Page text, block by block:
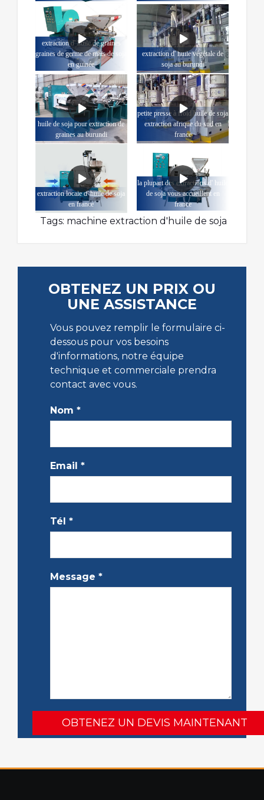
extraction d' huile de graines
graines de germe de maïs de soja
en guinée
extraction d' huile végétale de
soja au burundi
huile de soja pour extraction de
graines au burundi
petite presse à froid huile de soja
extraction afrique du sud en
france
extraction locale d' huile de soja
en france
la plupart des extractions d' huile
de soja vous accueillent en
france
Tags: machine extraction d'huile de soja
OBTENEZ UN PRIX OU
UNE ASSISTANCE
Vous pouvez remplir le formulaire ci-
dessous pour vos besoins
d'informations, notre équipe
technique et commerciale prendra
contact avec vous.
Nom *
Email *
Tél *
Message *